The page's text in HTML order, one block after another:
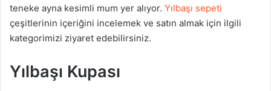
teneke ayna kesimli mum yer alıyor. Yılbaşı sepeti
çeşitlerinin içeriğini incelemek ve satın almak için ilgili
kategorimizi ziyaret edebilirsiniz.
Yılbaşı Kupası